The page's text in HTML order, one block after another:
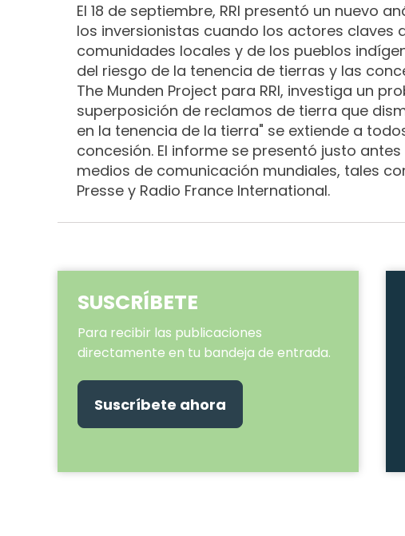
El 18 de septiembre, RRI presentó un nuevo
los inversionistas cuando los actores claves
comunidades locales y de los pueblos
del riesgo de la tenencia de tierras y las
The Munden Project para RRI, investiga un
superposición de reclamos de tierra que
en la tenencia de la tierra" se extiende a
concesión. El informe se presentó justo
medios de comunicación mundiales, tales
Presse y Radio France International.
SUSCRÍBETE
Para recibir las publicaciones
directamente en tu bandeja de entrada.
Suscríbete ahora